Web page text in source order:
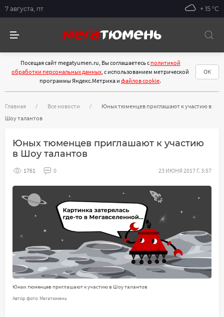
7 августа, пт + 15 °С
Посещая сайт megatyumen.ru, Вы соглашаетесь с политикой
обработки персональных данных, с использованием метрической
программы Яндекс.Метрика и файлов cookie.
ОК
Главная Все новости
Юных тюменцев приглашают к участию в
Шоу талантов
Юных тюменцев приглашают к участию
в Шоу талантов
1761 0 23 ИЮНЯ 2017 Г. 3:57
Юных тюменцев приглашают к участию в Шоу талантов
Автор фото: Мегатюмень